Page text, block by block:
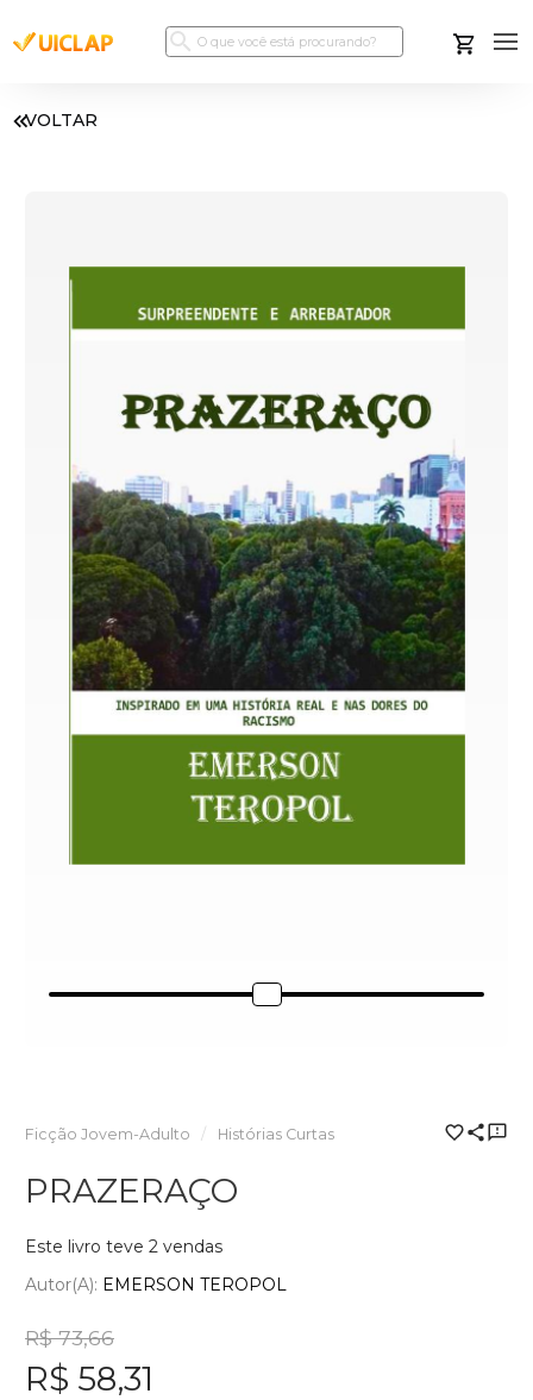
VOLTAR
Ficção Jovem-Adulto Histórias Curtas
PRAZERAÇO
Este livro teve 2 vendas
Autor(a): EMERSON TEROPOL
R$ 73,66
R$ 58,31